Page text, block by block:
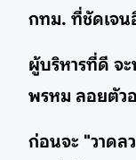
กทม. ที่ชัดเจ
ผู้บริหารที่ดี จ
พรหม ลอยตัว
ก่อนจะ "วาดล